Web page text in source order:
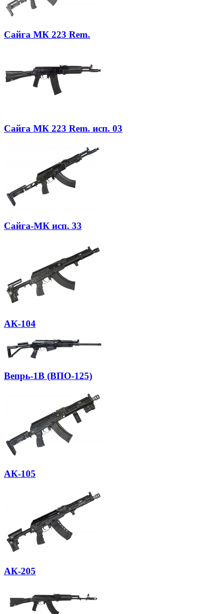
Сайга МК 223 Rem.
Сайга МК 223 Rem. исп. 03
Сайга-МК исп. 33
АК-104
Вепрь-1В (ВПО-125)
АК-105
АК-205